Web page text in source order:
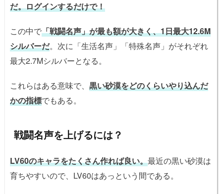
だ。ログインするだけで！
この中で「戦闘名声」が最も額が大きく、1日最大12.6M
シルバーだ。次に「生活名声」「特殊名声」がそれぞれ
最大2.7Mシルバーとなる。
これらはある意味で、 黒い砂漠をどのくらいやり込んだ
かの指標でもある。
戦闘名声を上げるには？
LV60のキャラをたくさん作れば良い。最近の黒い砂漠は
育ちやすいので、LV60はあっという間である。